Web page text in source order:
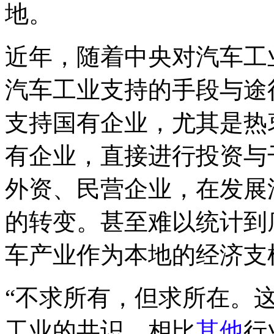
地。
近年，随着中央对汽车
汽车工业支持的手段与
支持国有企业，尤其是
有企业，直接进行投资
外资、民营企业，在发
的转变。甚至难以统计
车产业作为本地的经济支
“不求所有，但求所在。